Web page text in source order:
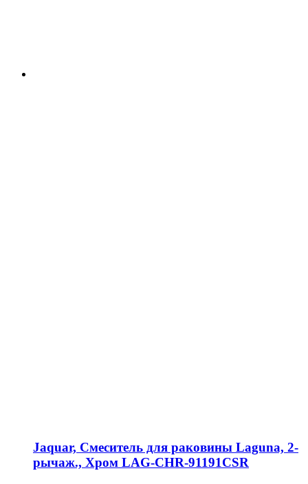
Jaquar, Смеситель для раковины Laguna, 2-
рычаж., Хром LAG-CHR-91191CSR